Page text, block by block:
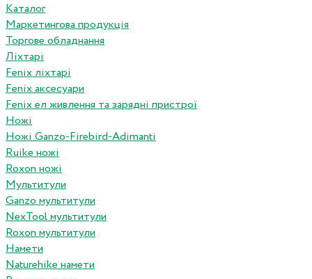
Каталог
Маркетингова продукція
Торгове обладнання
Ліхтарі
Fenix ліхтарі
Fenix аксесуари
Fenix ел живлення та зарядні пристрої
Ножі
Ножі Ganzo-Firebird-Adimanti
Ruike ножі
Roxon ножi
Мультитули
Ganzo мультитули
NexTool мультитули
Roxon мультитули
Намети
Naturehike намети